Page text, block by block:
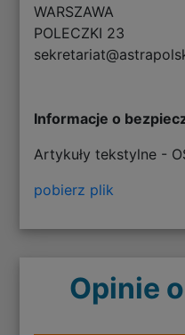
WARSZAWA
POLECZKI 23
Informacje o
Artykuły tekstylne -
pobierz plik
Opinie